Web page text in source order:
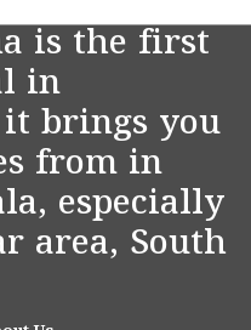
is the first
in
brings you
from in
especially
area, South